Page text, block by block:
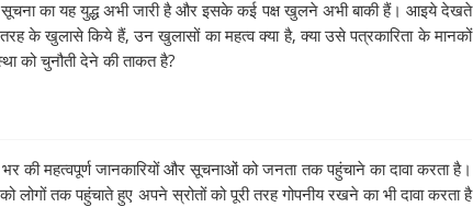
सूचना का यह युद्ध अभी जारी है और इसके कई पक्ष खुलने अभी बाकी हैं। आइये देखते
के खुलासे किये हैं, उन खुलासों का महत्व क्या है, क्या उसे पत्रकारिता के मानकों
को चुनौती देने की ताकत है?
की महत्वपूर्ण जानकारियों और सूचनाओं को जनता तक पहुंचाने का दावा करता है।
लोगों तक पहुंचाते हुए अपने स्रोतों को पूरी तरह गोपनीय रखने का भी दावा करता है